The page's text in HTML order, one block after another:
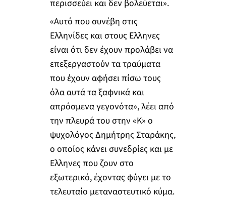
περισσεύει και δεν βολεύεται».
«Αυτό που συνέβη στις
Ελληνίδες και στους Ελληνες
είναι ότι δεν έχουν προλάβει να
επεξεργαστούν τα τραύματα
που έχουν αφήσει πίσω τους
όλα αυτά τα ξαφνικά και
απρόσμενα γεγονότα», λέει από
την πλευρά του στην «Κ» ο
ψυχολόγος Δημήτρης Σταράκης,
ο οποίος κάνει συνεδρίες και με
Ελληνες που ζουν στο
εξωτερικό, έχοντας φύγει με το
τελευταίο μεταναστευτικό κύμα.